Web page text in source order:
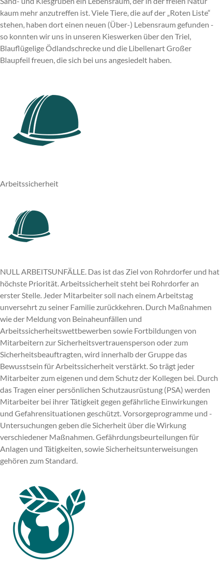
kaum mehr anzutreffen ist. Viele Tiere, die auf der „Roten Liste“
stehen, haben dort einen neuen (Über-) Lebensraum gefunden -
so konnten wir uns in unseren Kieswerken über den Triel,
Blauflügelige Ödlandschrecke und die Libellenart Großer
Blaupfeil freuen, die sich bei uns angesiedelt haben.
Arbeitssicherheit
NULL ARBEITSUNFÄLLE. Das ist das Ziel von Rohrdorfer und hat
höchste Priorität. Arbeitssicherheit steht bei Rohrdorfer an
erster Stelle. Jeder Mitarbeiter soll nach einem Arbeitstag
unversehrt zu seiner Familie zurückkehren. Durch Maßnahmen
wie der Meldung von Beinaheunfällen und
Arbeitssicherheitswettbewerben sowie Fortbildungen von
Mitarbeitern zur Sicherheitsvertrauensperson oder zum
Sicherheitsbeauftragten, wird innerhalb der Gruppe das
Bewusstsein für Arbeitssicherheit verstärkt. So trägt jeder
Mitarbeiter zum eigenen und dem Schutz der Kollegen bei. Durch
das Tragen einer persönlichen Schutzausrüstung (PSA) werden
Mitarbeiter bei ihrer Tätigkeit gegen gefährliche Einwirkungen
und Gefahrensituationen geschützt. Vorsorgeprogramme und -
Untersuchungen geben die Sicherheit über die Wirkung
verschiedener Maßnahmen. Gefährdungsbeurteilungen für
Anlagen und Tätigkeiten, sowie Sicherheitsunterweisungen
gehören zum Standard.